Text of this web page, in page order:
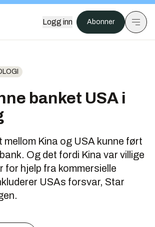
Logg inn Abonner
banket USA i
mellom Kina og USA kunne ført
Og det fordi Kina var villige
for hjelp fra kommersielle
USAs forsvar, Star